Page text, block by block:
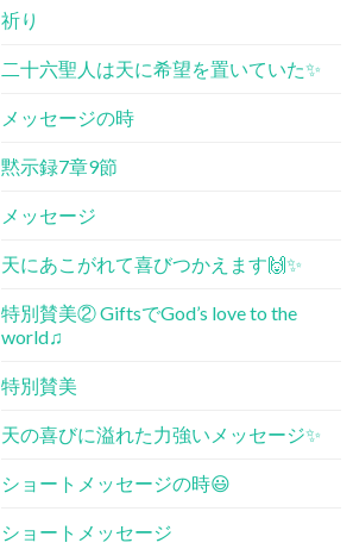
祈り
二十六聖人は天に希望を置いていた✨
メッセージの時
黙示録7章9節
メッセージ
天にあこがれて喜びつかえます🙌✨
特別賛美② GiftsでGod’s love to the
world♫
特別賛美
天の喜びに溢れた力強いメッセージ✨
ショートメッセージの時😃
ショートメッセージ